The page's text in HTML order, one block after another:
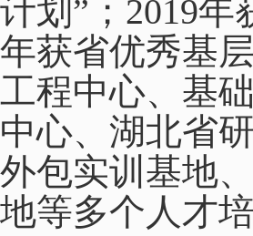
划”； 2019年
年获省优秀基
程中心、基
心、湖北省
包实训基地
等多个人才